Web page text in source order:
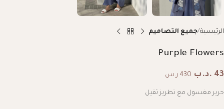
الرئيسية جميع التصاميم
Purple Flowers
43 .د.ب 430 ر.س
حرير مغسول مع تطريز ثقيل